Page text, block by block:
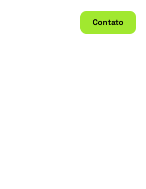
Contato